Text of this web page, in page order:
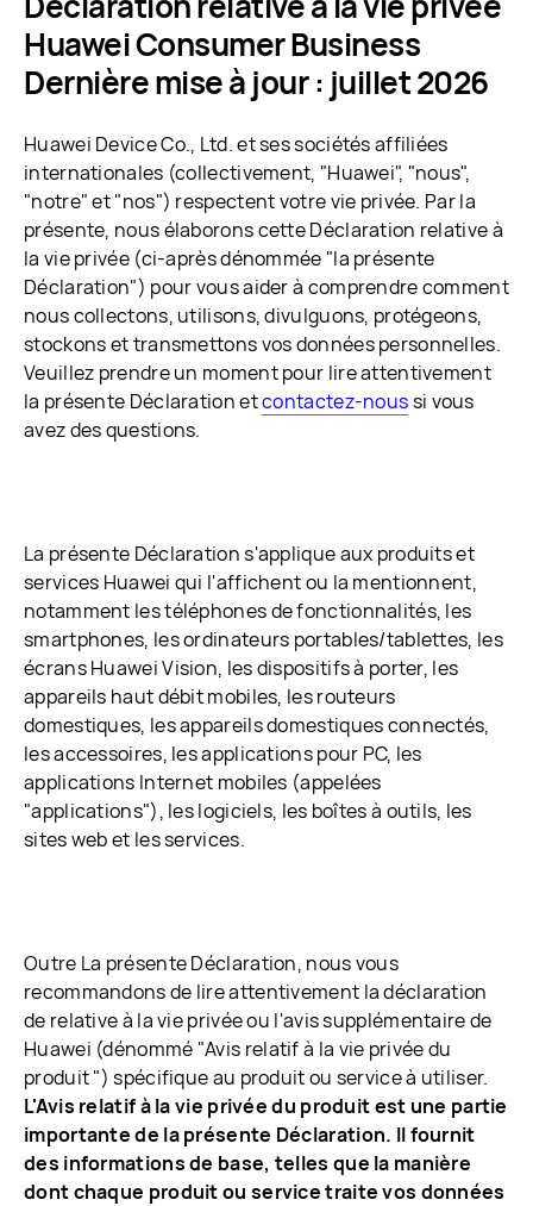
Huawei Consumer Business
Dernière mise à jour : juillet 2026
Huawei Device Co., Ltd. et ses sociétés affiliées
internationales (collectivement, "Huawei", "nous",
"notre" et "nos") respectent votre vie privée. Par la
présente, nous élaborons cette Déclaration relative à
la vie privée (ci-après dénommée "la présente
Déclaration") pour vous aider à comprendre comment
nous collectons, utilisons, divulguons, protégeons,
stockons et transmettons vos données personnelles.
Veuillez prendre un moment pour lire attentivement
la présente Déclaration etcontactez-noussi vous
avez des questions.
La présente Déclaration s'applique aux produits et
services Huawei qui l'affichent ou la mentionnent,
notamment les téléphones de fonctionnalités, les
smartphones, les ordinateurs portables/tablettes, les
écrans Huawei Vision, les dispositifs à porter, les
appareils haut débit mobiles, les routeurs
domestiques, les appareils domestiques connectés,
les accessoires, les applications pour PC, les
applications Internet mobiles (appelées
"applications"), les logiciels, les boîtes à outils, les
sites web et les services.
Outre La présente Déclaration, nous vous
recommandons de lire attentivement la déclaration
de relative à la vie privée ou l'avis supplémentaire de
Huawei (dénommé "Avis relatif à la vie privée du
produit ") spécifique au produit ou service à utiliser.
L'Avis relatif à la vie privée du produit est une partie
importante de la présente Déclaration. Il fournit
des informations de base, telles que la manière
dont chaque produit ou service traite vos données